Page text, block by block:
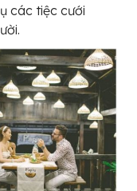
các tiệc cưới